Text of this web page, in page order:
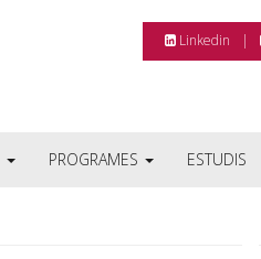
Linkedin
PROGRAMES ESTUDIS